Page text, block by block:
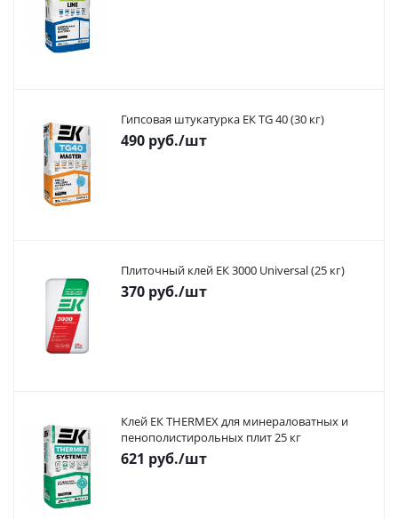
Гипсовая штукатурка ЕК TG 40 (30 кг)
490 руб./шт
Плиточный клей ЕК 3000 Universal (25 кг)
370 руб./шт
Клей ЕК THERMEX для минераловатных и
пенополистирольных плит 25 кг
621 руб./шт